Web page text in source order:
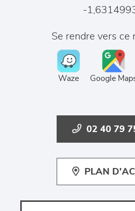
-
Se rendre vers ce
Waze Google
02 40 79
PLAN